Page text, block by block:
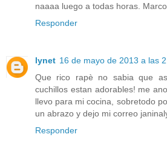
naaaa luego a todas horas.
Responder
lynet 16 de mayo de 2013 a las
Que rico rapè no sabia que
cuchillos estan adorables! me
llevo para mi cocina, sobretodo
un abrazo y dejo mi correo
Responder